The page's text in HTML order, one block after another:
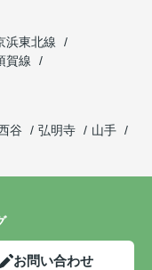
浜東北線
賀線
谷 弘明寺
山手
お問い合わせ